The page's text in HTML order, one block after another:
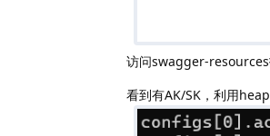
访问swagger-
看到有AK/SK，利用